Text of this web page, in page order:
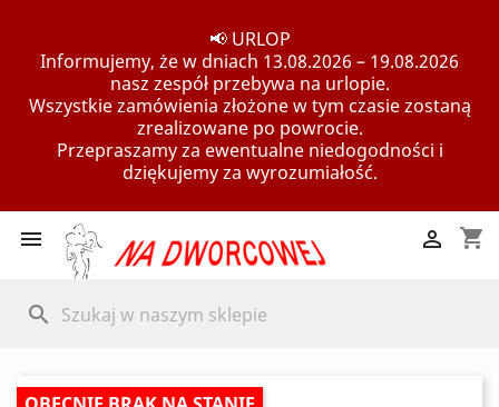
📢 URLOP
Informujemy, że w dniach 13.08.2026 – 19.08.2026
nasz zespół przebywa na urlopie.
Wszystkie zamówienia złożone w tym czasie zostaną
zrealizowane po powrocie.
Przepraszamy za ewentualne niedogodności i
dziękujemy za wyrozumiałość.
 shopping_cart

search